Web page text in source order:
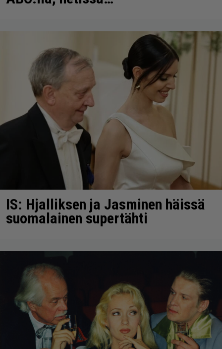
IS: Hjalliksen ja Jasminen häissä
suomalainen supertähti